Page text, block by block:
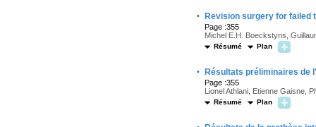
· Revision surgery for failed
Page :355
Michel E.H. Boeckstyns,
Résumé Plan
· Résultats préliminaires de
Page :355
Lionel Athlani, Etienne Gaisne,
Résumé Plan